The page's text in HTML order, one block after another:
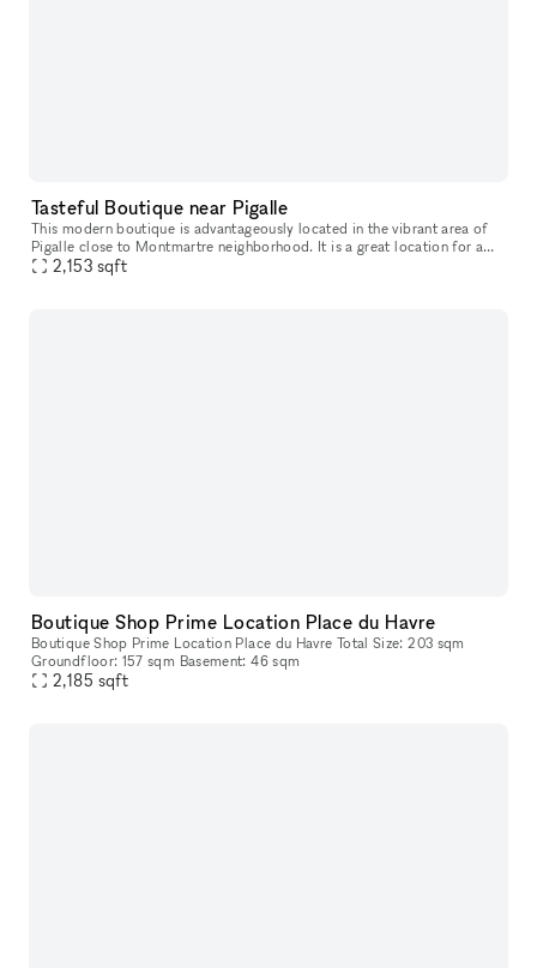
Tasteful Boutique near Pigalle
This modern boutique is advantageously located in the vibrant area of
Pigalle close to Montmartre neighborhood. It is a great location for a
Pop-Up Store, Showroom or Product Launch.
2,153 sqft
Boutique Shop Prime Location Place du Havre
Boutique Shop Prime Location Place du Havre Total Size: 203 sqm
Groundfloor: 157 sqm Basement: 46 sqm
2,185 sqft